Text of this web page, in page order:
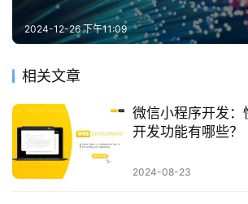
2024-12-26 下午11:09
相关文章
微信小程序开发：
开发功能有哪些？
2024-08-23